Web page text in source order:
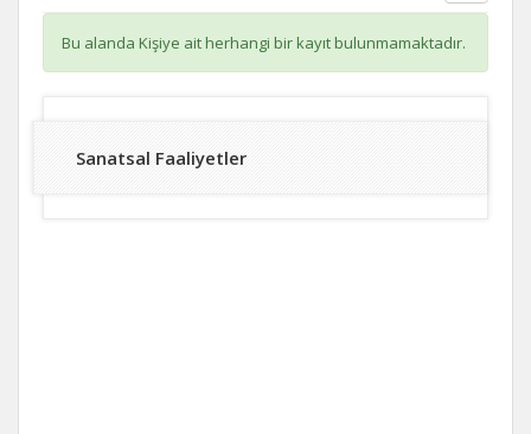
Bu alanda Kişiye ait herhangi bir kayıt bulunmamaktadır.
Sanatsal Faaliyetler